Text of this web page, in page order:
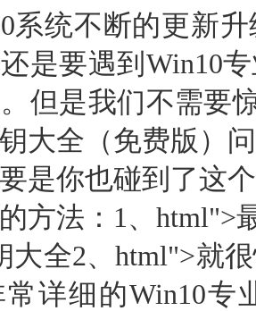
系统不断的更新
是要遇到Win10
但是我们不需要
大全（免费版）
是你也碰到了这
方法：1、html">
大全2、html">就
详细的Win10专